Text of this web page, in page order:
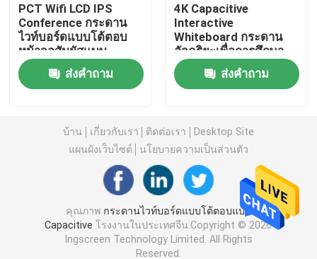
กระดานดำแบบโต้ตอบ
จอแบนแบบโต้ตอบ
ขาตั้งไวท์บอร์ดแบบโต้ตอบ
PCT Wifi LCD IPS
Conference กระดาน
ไวท์บอร์ดแบบโต้ตอบ
หน้าจอสัมผัสแบบ
Capacitive
ส่งคำถาม
4K Capacitive
Interactive
Whiteboard กระดาน
อัจฉริยะเพื่อการศึกษา
สำหรับการสอน
ส่งคำถาม
บ้าน เกี่ยวกับเรา ติดต่อเรา
Desktop Site
แผนผังเว็บไซต์
นโยบายความเป็นส่วนตัว
คุณภาพ กระดานไวท์บอร์ดแบบโต้ตอบแบบ
Capacitive โรงงานในประเทศจีน.Copyright © 2026
Ingscreen Technology Limited. All Rights
Reserved.